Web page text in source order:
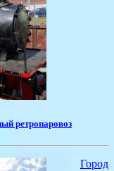
ретропаровоз
Город